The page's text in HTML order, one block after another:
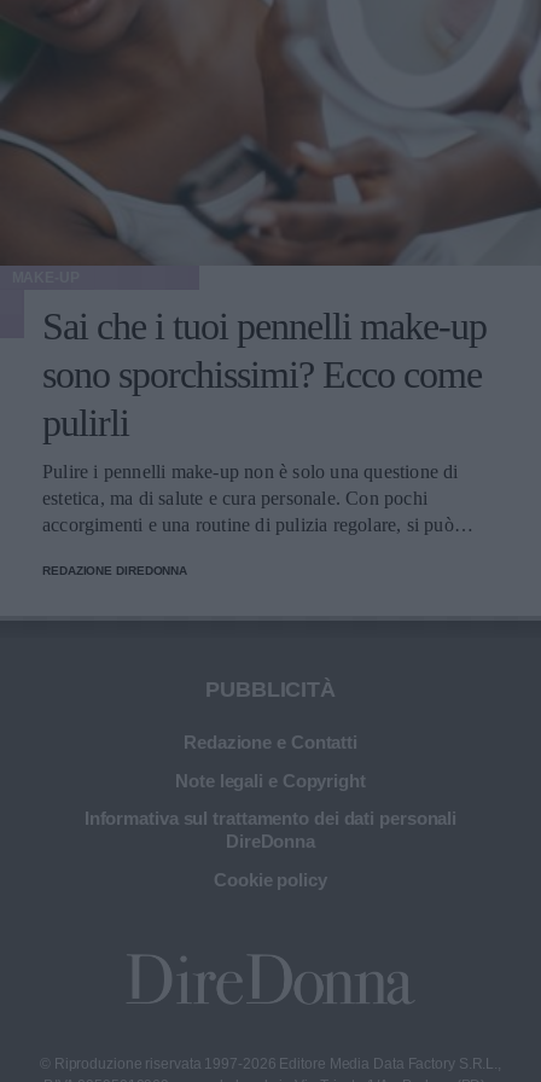
Sai che i tuoi pennelli make-up
sono sporchissimi? Ecco come
pulirli
Pulire i pennelli make-up non è solo una questione di
estetica, ma di salute e cura personale. Con pochi
accorgimenti e una routine di pulizia regolare, si può
più sana e prolungare la vita dei preziosi strumenti di
REDAZIONE DIREDONNA
PUBBLICITÀ
Redazione e Contatti
Note legali e Copyright
Informativa sul trattamento dei dati personali
DireDonna
Cookie policy
© Riproduzione riservata 1997-2026 Editore Media Data Factory S.R.L.,